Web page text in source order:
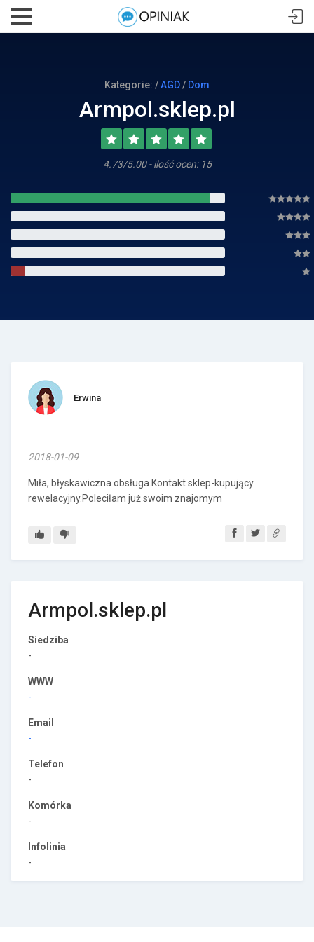
Kategorie: /AGD/ Dom
Armpol.sklep.pl
4.73/5.00 - ilość ocen: 15
Erwina
2018-01-09
Miła, błyskawiczna obsługa.Kontakt sklep-kupujący
rewelacyjny.Poleciłam już swoim znajomym
Armpol.sklep.pl
Siedziba
-
WWW
-
Email
-
Telefon
-
Komórka
-
Infolinia
-